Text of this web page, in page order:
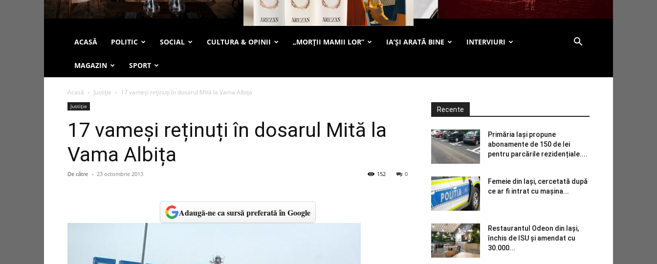
ACASĂ POLITIC SOCIAL CULTURA & OPINII „MORȚII MAMII LOR” IA’ȘI ARATĂ BINE INTERVIURI
MAGAZIN SPORT
Acasă Justiție 17 vameși reținuți în dosarul Mită la Vama Albița
Justiție
17 vameși reținuți în dosarul Mită la
Vama Albița
De către - 23 octombrie 2013 0
152
Adaugă-ne ca sursă preferată în Google
Recente
Primăria Iași propune
abonamente de 150 de lei
pentru parcările rezidențiale....
Femeie din Iași, cercetată după
ce ar fi intrat cu mașina...
Restaurantul Odeon din Iași,
închis de ISU și amendat cu
30.000...